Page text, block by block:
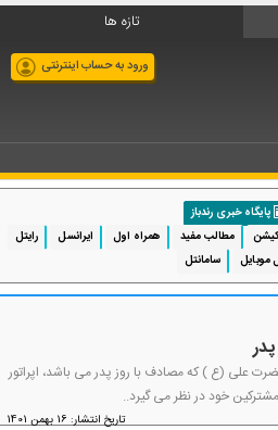
تازه ها
ورود به حساب اینترنتی
پایگاه خبری رندباز
مطالب مفید همراه اول ایرانسل
رایتل
موبایل
سامانتل
علی (ع ) که مصادف با روز پدر می باشد، اپراتور
خود در نظر می گیرد..
تاریخ انتشار: 16 بهمن 1401